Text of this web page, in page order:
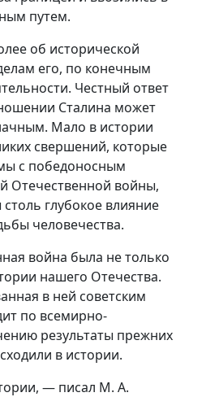
путем.
об исторической
его, по конечным
Честный ответ
Сталина может
Мало в истории
свершений, которые
с победоносным
Отечественной войны,
глубокое влияние
человечества.
война была не только
нашего Отечества.
в ней советским
по всемирно-
результаты прежних
в истории.
— писал М. А.